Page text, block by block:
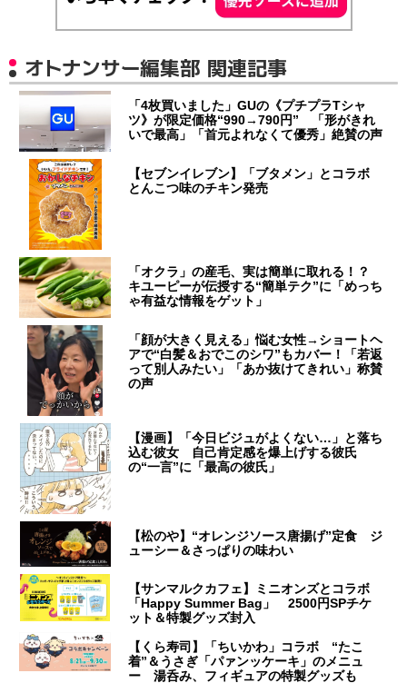
オトナンサー編集部 関連記事
「4枚買いました」GUの《プチプラTシャ
ツ》が限定価格“990→790円” 「形がきれ
いで最高」「首元よれなくて優秀」絶賛の声
【セブンイレブン】「ブタメン」とコラボ
とんこつ味のチキン発売
「オクラ」の産毛、実は簡単に取れる！？
キユーピーが伝授する“簡単テク”に「めっち
ゃ有益な情報をゲット」
「顔が大きく見える」悩む女性→ショートヘ
アで“白髪＆おでこのシワ”もカバー！「若返
って別人みたい」「あか抜けてきれい」称賛
の声
【漫画】「今日ビジュがよくない…」と落ち
込む彼女 自己肯定感を爆上げする彼氏
の“一言”に「最高の彼氏」
【松のや】“オレンジソース唐揚げ”定食 ジ
ューシー＆さっぱりの味わい
【サンマルクカフェ】ミニオンズとコラボ
「Happy Summer Bag」 2500円SPチケ
ット＆特製グッズ封入
【くら寿司】「ちいかわ」コラボ “たこ
着”＆うさぎ「パァンッケーキ」のメニュ
ー 湯呑み、フィギュアの特製グッズも